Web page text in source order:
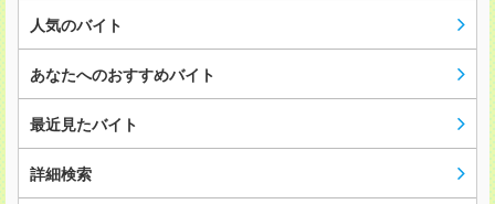
人気のバイト
あなたへのおすすめバイト
最近見たバイト
詳細検索